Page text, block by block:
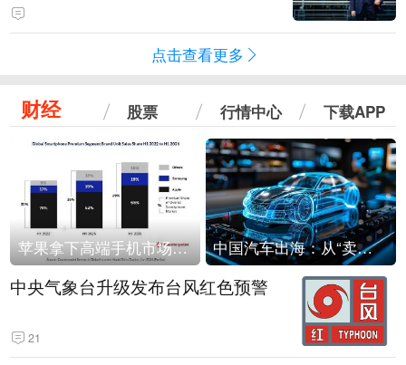
点击查看更多
财经 股票 行情中心 下载APP
苹果拿下高端手机市场65%的份额：iPhone 17系列功不可没 中国汽车出海：从“卖出去”到“走进去”
中央气象台升级发布台风红色预警
21